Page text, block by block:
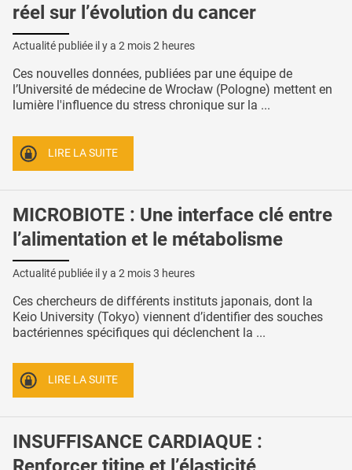
réel sur l’évolution du cancer
Actualité publiée il y a 2 mois 2 heures
Ces nouvelles données, publiées par une équipe de
l’Université de médecine de Wrocław (Pologne) mettent en
lumière l'influence du stress chronique sur la ...
LIRE LA SUITE
MICROBIOTE : Une interface clé entre
l’alimentation et le métabolisme
Actualité publiée il y a 2 mois 3 heures
Ces chercheurs de différents instituts japonais, dont la
Keio University (Tokyo) viennent d’identifier des souches
bactériennes spécifiques qui déclenchent la ...
LIRE LA SUITE
INSUFFISANCE CARDIAQUE :